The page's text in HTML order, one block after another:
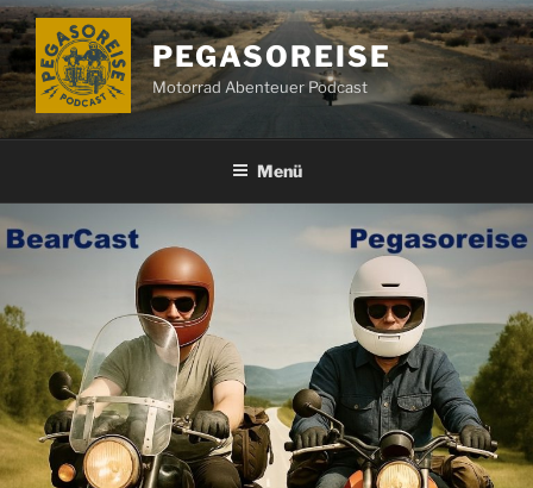
Zum
Inhalt
springen
PEGASOREISE
Motorrad Abenteuer Podcast
Menü